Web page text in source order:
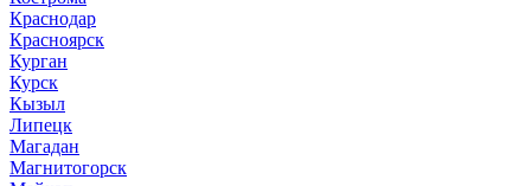
Краснодар
Красноярск
Курган
Курск
Кызыл
Липецк
Магадан
Магнитогорск